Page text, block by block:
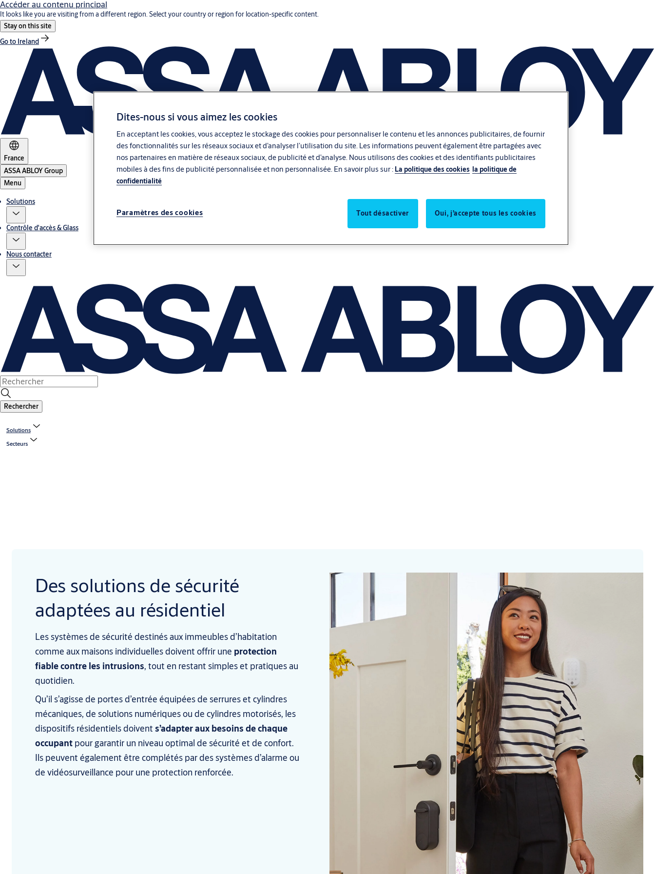
Accéder au contenu principal
It looks like you are visiting from a different region. Select your country or region for location-specific content.
Stay on this site
Go to Ireland
France
ASSA ABLOY Group
Menu
Solutions
Contrôle d'accès & Glass
Nous contacter
Rechercher
Solutions
Secteurs
Des solutions de sécurité
adaptées au résidentiel
Les systèmes de sécurité destinés aux immeubles d’habitation
comme aux maisons individuelles doivent offrir une protection
fiable contre les intrusions, tout en restant simples et pratiques au
quotidien.
Qu’il s’agisse de portes d’entrée équipées de serrures et cylindres
mécaniques, de solutions numériques ou de cylindres motorisés, les
dispositifs résidentiels doivent s’adapter aux besoins de chaque
occupant pour garantir un niveau optimal de sécurité et de confort.
Ils peuvent également être complétés par des systèmes d’alarme ou
de vidéosurveillance pour une protection renforcée.
Dites-nous si vous aimez les cookies
En acceptant les cookies, vous acceptez le stockage des cookies pour personnaliser le contenu et les annonces publicitaires, de fournir
des fonctionnalités sur les réseaux sociaux et d’analyser l’utilisation du site. Les informations peuvent également être partagées avec
nos partenaires en matière de réseaux sociaux, de publicité et d’analyse. Nous utilisons des cookies et des identifiants publicitaires
mobiles à des fins de publicité personnalisée et non personnalisée. En savoir plus sur : La politique des cookies la politique de
confidentialité
Paramètres des cookies Tout désactiver Oui, j’accepte tous les cookies